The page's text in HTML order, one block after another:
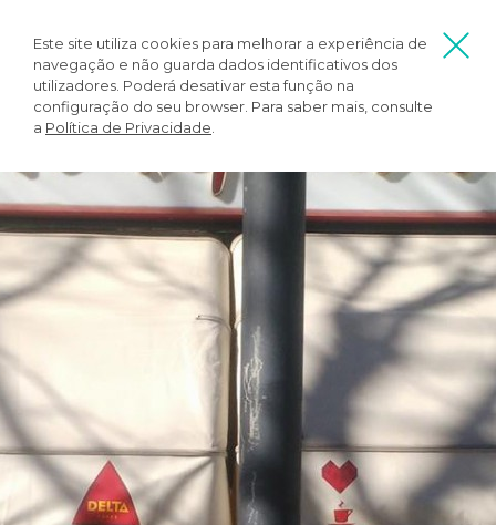
Este site utiliza cookies para melhorar a experiência de
navegação e não guarda dados identificativos dos
utilizadores. Poderá desativar esta função na
configuração do seu browser. Para saber mais, consulte
a Política de Privacidade